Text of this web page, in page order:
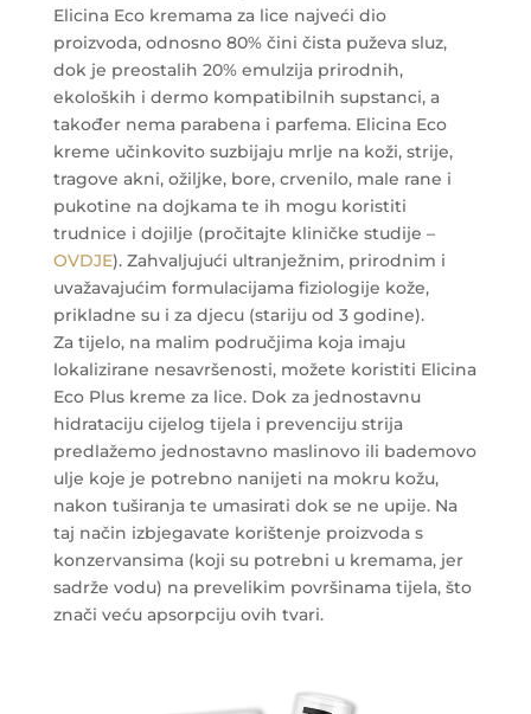
Elicina Eco kremama za lice najveći dio
proizvoda, odnosno 80% čini čista puževa sluz,
dok je preostalih 20% emulzija prirodnih,
ekoloških i dermo kompatibilnih supstanci, a
također nema parabena i parfema. Elicina Eco
kreme učinkovito suzbijaju mrlje na koži, strije,
tragove akni, ožiljke, bore, crvenilo, male rane i
pukotine na dojkama te ih mogu koristiti
trudnice i dojilje (pročitajte kliničke studije –
OVDJE). Zahvaljujući ultranježnim, prirodnim i
uvažavajućim formulacijama fiziologije kože,
prikladne su i za djecu (stariju od 3 godine).
Za tijelo, na malim područjima koja imaju
lokalizirane nesavršenosti, možete koristiti Elicina
Eco Plus kreme za lice. Dok za jednostavnu
hidrataciju cijelog tijela i prevenciju strija
predlažemo jednostavno maslinovo ili bademovo
ulje koje je potrebno nanijeti na mokru kožu,
nakon tuširanja te umasirati dok se ne upije. Na
taj način izbjegavate korištenje proizvoda s
konzervansima (koji su potrebni u kremama, jer
sadrže vodu) na prevelikim površinama tijela, što
znači veću apsorpciju ovih tvari.